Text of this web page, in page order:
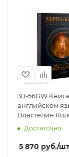
30-56GW
английском
Властелин
Падение
(LotR: Fall of the
Necromancer)
Workshop
Достаточно
5 870 руб./шт